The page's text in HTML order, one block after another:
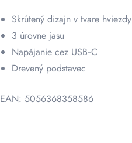
Skrútený dizajn v tvare hviezdy
3 úrovne jasu
Napájanie cez USB‑C
Drevený podstavec
EAN: 5056368358586